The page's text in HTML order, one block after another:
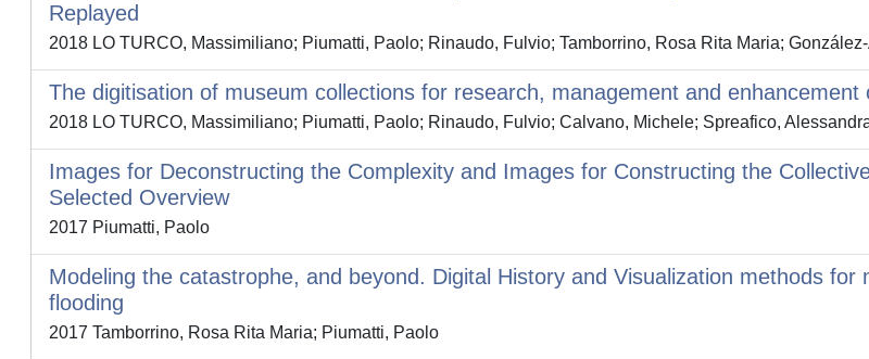
Replayed
2018 LO TURCO, Massimiliano; Piumatti, Paolo; Rinaudo, Fulvio; Tamborrino, Rosa Rita Maria;
The digitisation of museum collections for research, management and
2018 LO TURCO, Massimiliano; Piumatti, Paolo; Rinaudo, Fulvio; Calvano, Michele; Spreafico,
Images for Deconstructing the Complexity and Images for Constructing the
Selected Overview
2017 Piumatti, Paolo
Modeling the catastrophe, and beyond. Digital History and Visualization methods
flooding
2017 Tamborrino, Rosa Rita Maria; Piumatti, Paolo